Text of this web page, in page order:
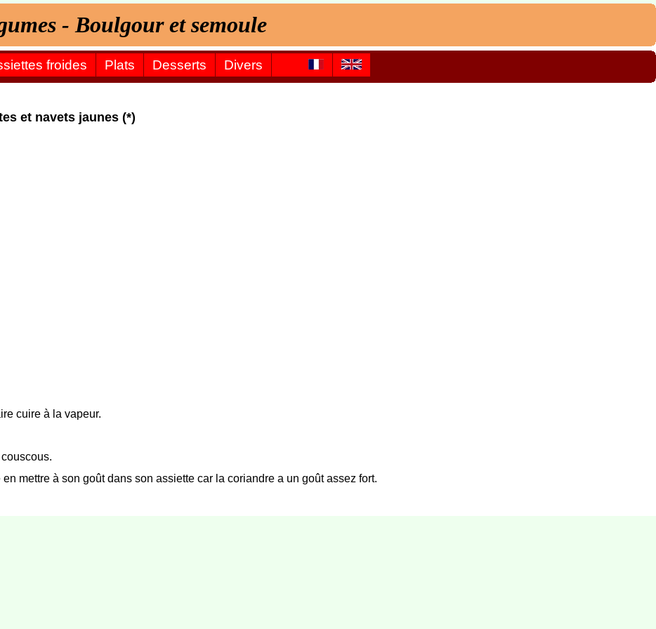
- Boulgour et semoule
froides Plats Desserts Divers
et navets jaunes (*)
cuire à la vapeur.
mettre à son goût dans son assiette car la coriandre a un goût assez fort.